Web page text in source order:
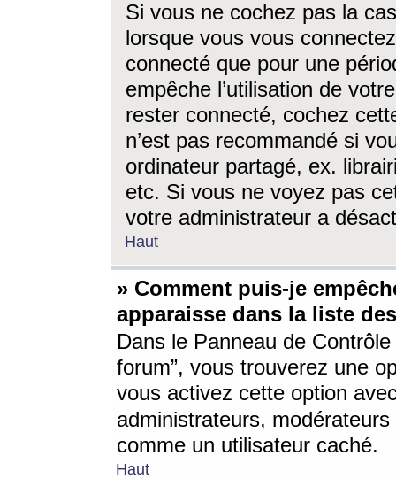
Si vous ne cochez pas la
lorsque vous vous
connecté que pour une
empêche l’utilisation de
rester connecté, cochez
n’est pas recommandé si
ordinateur partagé, ex.
etc. Si vous ne voyez pas
votre administrateur a
Haut
» Comment puis-je
apparaisse dans la liste
Dans le Panneau de
forum”, vous trouverez une
vous activez cette option
administrateurs,
comme un utilisateur caché.
Haut